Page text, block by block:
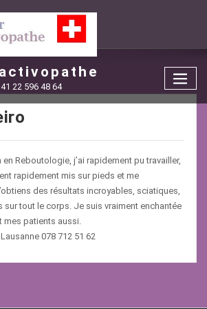
22 596 48 64
Reboutologie, j’ai rapidement pu travailler,
rapidement mis sur pieds et me
des résultats incroyables, sciatiques,
sur tout le corps. Je suis vraiment enchantée
patients aussi.
078 712 51 62